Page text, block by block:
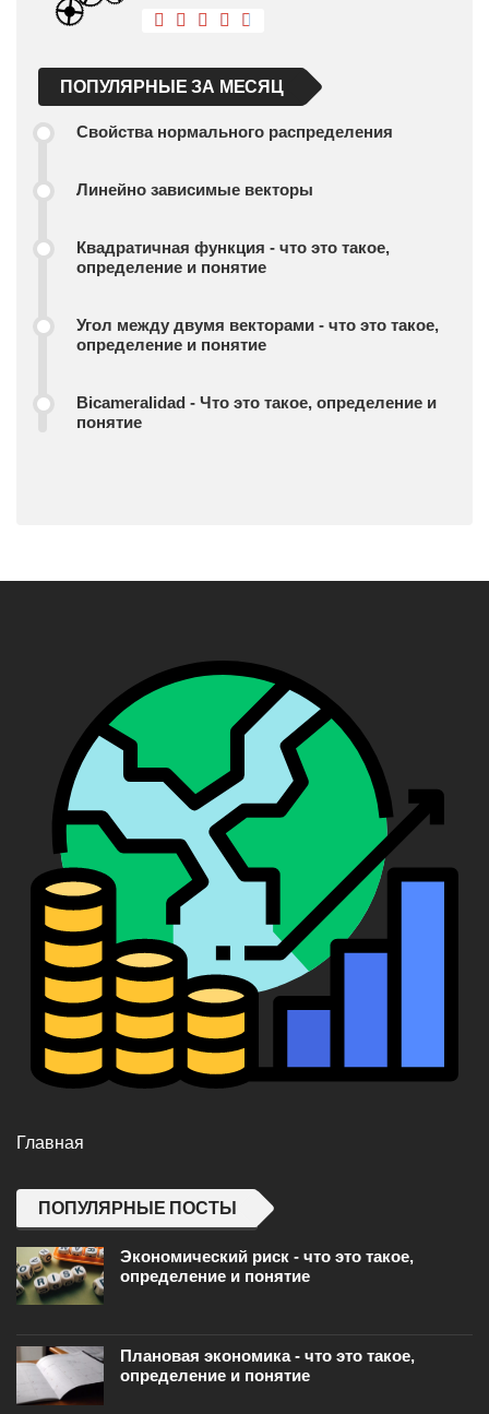
ПОПУЛЯРНЫЕ ЗА МЕСЯЦ
Свойства нормального распределения
Линейно зависимые векторы
Квадратичная функция - что это такое,
определение и понятие
Угол между двумя векторами - что это такое,
определение и понятие
Bicameralidad - Что это такое, определение и
понятие
Главная
ПОПУЛЯРНЫЕ ПОСТЫ
Экономический риск - что это такое,
определение и понятие
Плановая экономика - что это такое,
определение и понятие